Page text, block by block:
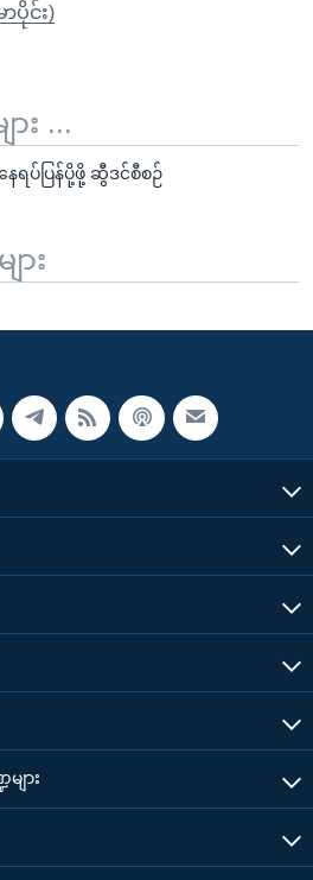
ပိုင်း)
း ...
ေရပ်ပြန်ပို့ဖို့ ဆွီဒင်စီစဉ်
ား
ျား